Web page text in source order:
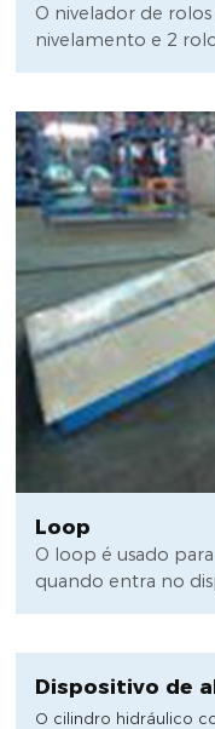
O nivelador de
nivelamento e 2
Loop
O loop é usado
quando entra no
Dispositivo de
O cilindro hidráulico